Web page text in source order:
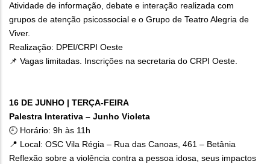
Atividade de informação, debate e interação realizada com
grupos de atenção psicossocial e o Grupo de Teatro Alegria de
Viver.
Realização: DPEI/CRPI Oeste
📌 Vagas limitadas. Inscrições na secretaria do CRPI Oeste.
16 DE JUNHO | TERÇA-FEIRA
Palestra Interativa – Junho Violeta
🕘 Horário: 9h às 11h
📍 Local: OSC Vila Régia – Rua das Canoas, 461 – Betânia
Reflexão sobre a violência contra a pessoa idosa, seus impactos